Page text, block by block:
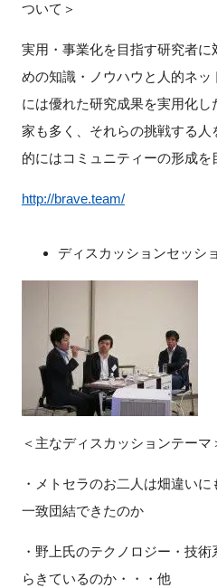
ついて＞
実用・事業化を目指す研究者に
めの知識・ノウハウと人的ネ
には優れた研究成果を実用化
家も多く、それらの挑戦する
的にはコミュニティーの形成を
http://brave.team/
ディスカッションセッシ
＜主なディスカッションテーマ
・メトセラのお二人は畑違い
一致団結できたのか
・野上氏のテクノロジー・技
らきているのか・・・他